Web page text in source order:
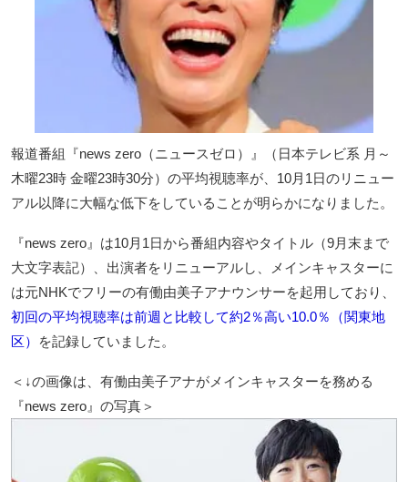
報道番組『news zero（ニュースゼロ）』（日本テレビ系 月～
木曜23時 金曜23時30分）の平均視聴率が、10月1日のリニュー
アル以降に大幅な低下をしていることが明らかになりました。
『news zero』は10月1日から番組内容やタイトル（9月末まで
大文字表記）、出演者をリニューアルし、メインキャスターに
は元NHKでフリーの有働由美子アナウンサーを起用しており、
初回の平均視聴率は前週と比較して約2％高い10.0％（関東地
区）
を記録していました。
＜↓の画像は、有働由美子アナがメインキャスターを務める
『news zero』の写真＞